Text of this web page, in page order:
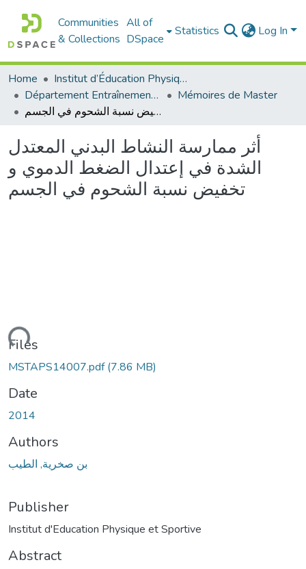
Communities
& Collections
All of
DSpace
Statistics Log In
Home
Institut d’Éducation Physique et Sportive
Département Entraînement Sportif (ES)
Mémoires de Master
أثر ممارسة النشاط البدني المعتدل الشدة في إعتدال الضغط الدموي و تخفيض نسبة الشحوم في الجسم
أثر ممارسة النشاط البدني المعتدل
الشدة في إعتدال الضغط الدموي و
تخفيض نسبة الشحوم في الجسم
Files
MSTAPS14007.pdf(7.86 MB)
Date
2014
Authors
بن صخرية, الطيب
Publisher
Institut d'Education Physique et Sportive
Abstract